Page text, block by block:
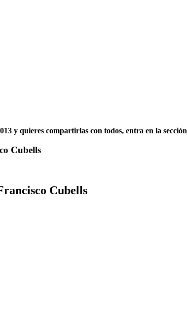
y quieres compartirlas con todos, entra en la sección
Cubells
Cubells